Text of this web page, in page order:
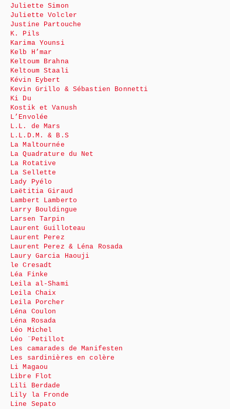
Juliette Simon
Juliette Volcler
Justine Partouche
K. Pils
Karima Younsi
Kelb H’mar
Keltoum Brahna
Keltoum Staali
Kévin Eybert
Kevin Grillo & Sébastien Bonnetti
Ki Du
Kostik et Vanush
L’Envolée
L.L. de Mars
L.L.D.M. & B.S
La Maltournée
La Quadrature du Net
La Rotative
La Sellette
Lady Pyélo
Laëtitia Giraud
Lambert Lamberto
Larry Bouldingue
Larsen Tarpin
Laurent Guilloteau
Laurent Perez
Laurent Perez & Léna Rosada
Laury Garcia Haouji
le Cresadt
Léa Finke
Leila al-Shami
Leila Chaix
Leila Porcher
Léna Coulon
Léna Rosada
Léo Michel
Léo ¨Petillot
Les camarades de Manifesten
Les sardinières en colère
Li Magaou
Libre Flot
Lili Berdade
Lily la Fronde
Line Sepato